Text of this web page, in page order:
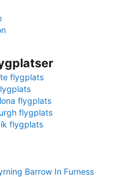
flygplats
flygplats
flygplats
flygplats
Barrow In Furness